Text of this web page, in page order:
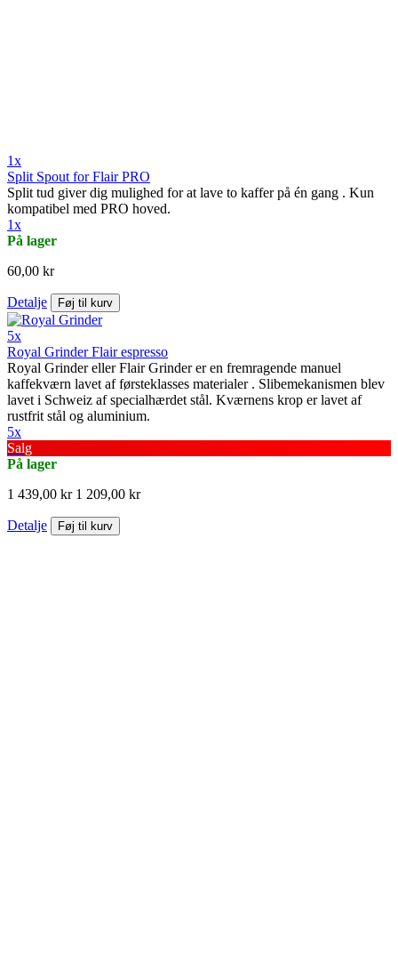
1x
Split Spout for Flair PRO
Split tud giver dig mulighed for at lave to kaffer på én gang . Kun
kompatibel med PRO hoved.
1x
På lager
60,00 kr
Detalje Føj til kurv
5x
Royal Grinder Flair espresso
Royal Grinder eller Flair Grinder er en fremragende manuel
kaffekværn lavet af førsteklasses materialer . Slibemekanismen blev
lavet i Schweiz af specialhærdet stål. Kværnens krop er lavet af
rustfrit stål og aluminium.
5x
Salg
På lager
1 439,00 kr 1 209,00 kr
Detalje Føj til kurv